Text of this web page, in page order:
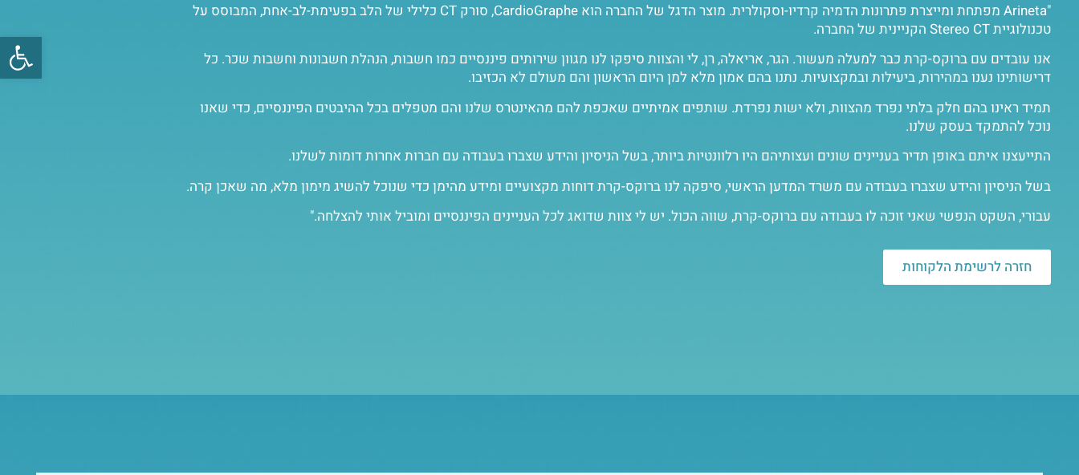
"Arineta מפתחת ומייצרת פתרונות הדמיה קרדיו-וסקולרית. מוצר הדגל של החברה הוא CardioGraphe, סורק CT כלילי של הלב בפעימת-לב-אחת, המבוסס על
טכנולוגיית Stereo CT הקניינית של החברה.
אנו עובדים עם ברוקס-קרת כבר למעלה מעשור. הגר, אריאלה, רן, לי והצוות סיפקו לנו מגוון שירותים פיננסיים כמו חשבות, הנהלת חשבונות וחשבות שכר. כל
דרישותינו נענו במהירות, ביעילות ובמקצועיות. נתנו בהם אמון מלא למן היום הראשון והם מעולם לא הכזיבו.
תמיד ראינו בהם חלק בלתי נפרד מהצוות, ולא ישות נפרדת. שותפים אמיתיים שאכפת להם מהאינטרס שלנו והם מטפלים בכל ההיבטים הפיננסיים, כדי שאנו
נוכל להתמקד בעסק שלנו.
התייעצנו איתם באופן תדיר בעניינים שונים ועצותיהם היו רלוונטיות ביותר, בשל הניסיון והידע שצברו בעבודה עם חברות אחרות דומות לשלנו.
בשל הניסיון והידע שצברו בעבודה עם משרד המדען הראשי, סיפקה לנו ברוקס-קרת דוחות מקצועיים ומידע מהימן כדי שנוכל להשיג מימון מלא, מה שאכן קרה.
עבורי, השקט הנפשי שאני זוכה לו בעבודה עם ברוקס-קרת, שווה הכול. יש לי צוות שדואג לכל העניינים הפיננסיים ומוביל אותי להצלחה."
חזרה לרשימת הלקוחות